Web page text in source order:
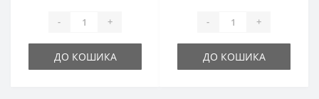
- +
ДО КОШИКА
- +
ДО КОШИКА